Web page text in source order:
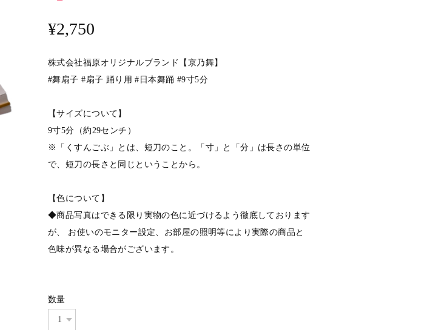
¥2,750
株式会社福原オリジナルブランド【京乃舞】
#舞扇子 #扇子 踊り用 #日本舞踊 #9寸5分
【サイズについて】
9寸5分（約29センチ）
※「くすんごぶ」とは、短刀のこと。「寸」と「分」は長さの単位
で、短刀の長さと同じということから。
【色について】
◆商品写真はできる限り実物の色に近づけるよう徹底しております
が、 お使いのモニター設定、お部屋の照明等により実際の商品と
色味が異なる場合がございます。
数量